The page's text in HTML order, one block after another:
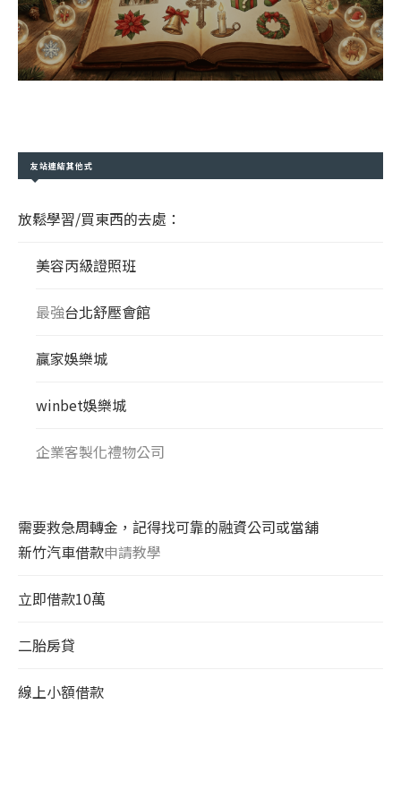
友站連結其他式
放鬆學習/買東西的去處：
美容丙級證照班
最強台北舒壓會館
贏家娛樂城
winbet娛樂城
企業客製化禮物公司
需要救急周轉金，記得找可靠的融資公司或當舖
新竹汽車借款申請教學
立即借款10萬
二胎房貸
線上小額借款